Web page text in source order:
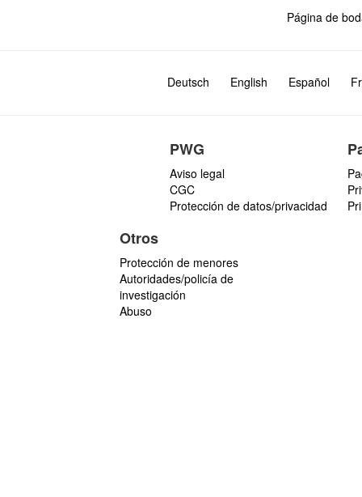
Página de
Deutsch English Español
PWG
Aviso legal
CGC
Protección de datos/privacidad
Otros
Protección de menores
Autoridades/policía de
investigación
Abuso